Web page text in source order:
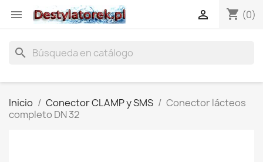
 shopping_cart (0)

search
Inicio Conector CLAMP y SMS
Conector lácteos
completo DN 32